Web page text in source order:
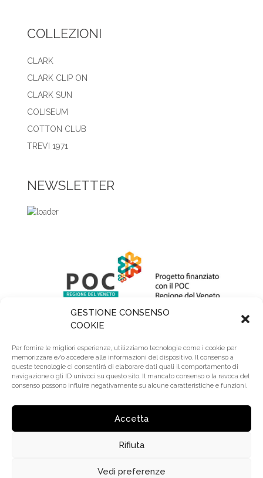
GESTIONE CONSENSO
COOKIE
Per fornire le migliori esperienze, utilizziamo tecnologie come i cookie per
memorizzare e/o accedere alle informazioni del dispositivo. Il consenso a
queste tecnologie ci consentirà di elaborare dati quali il comportamento di
navigazione o gli ID univoci su questo sito. Il mancato consenso o la revoca del
consenso possono influire negativamente su alcune caratteristiche e funzioni.
Accetta
Rifiuta
Vedi preferenze
COLLEZIONI
CLARK
CLARK CLIP ON
CLARK SUN
COLISEUM
COTTON CLUB
TREVI 1971
NEWSLETTER
Cap. Sociale: 110.000 € Lv. | Riserve: 2.200.000 €
Made byLarin